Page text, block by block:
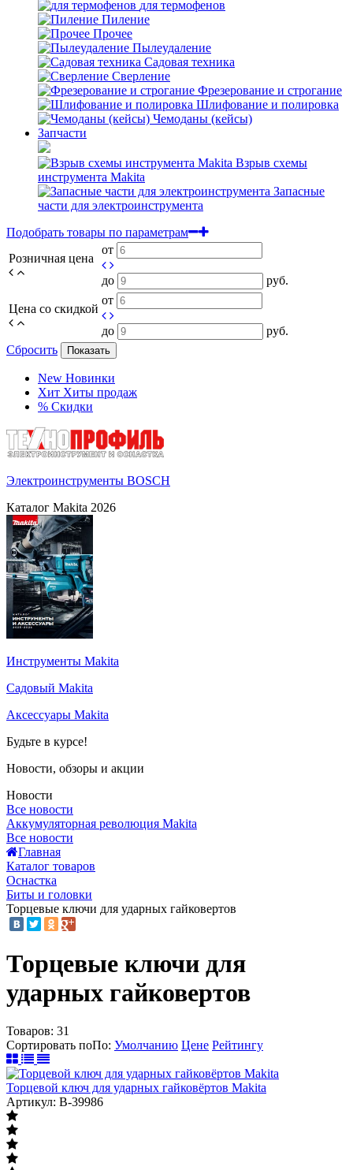
для термофенов
Пиление
Прочее
Пылеудаление
Садовая техника
Сверление
Фрезерование и строгание
Шлифование и полировка
Чемоданы (кейсы)
Запчасти
Взрыв схемы
инструмента Makita
Запасные
части для электроинструмента
Подобрать товары по параметрам
Розничная цена
от
до руб.
Цена со скидкой
от
до
руб.
Сбросить
Показать
New Новинки
Хит Хиты продаж
% Скидки
Электроинструменты BOSCH
Каталог Makita 2026
Инструменты Makita
Садовый Makita
Аксессуары Makita
Будьте в курсе!
Новости, обзоры и акции
Новости
Все новости
Аккумуляторная революция Makita
Все новости
Главная
Каталог товаров
Оснастка
Биты и головки
Торцевые ключи для ударных гайковертов
Торцевые ключи для
ударных гайковертов
Товаров: 31
Сортировать поПо: Умолчанию Цене Рейтингу
Торцевой ключ для ударных гайковёртов Makita
Артикул: B-39986